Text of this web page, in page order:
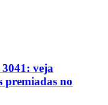
3041: veja
premiadas no